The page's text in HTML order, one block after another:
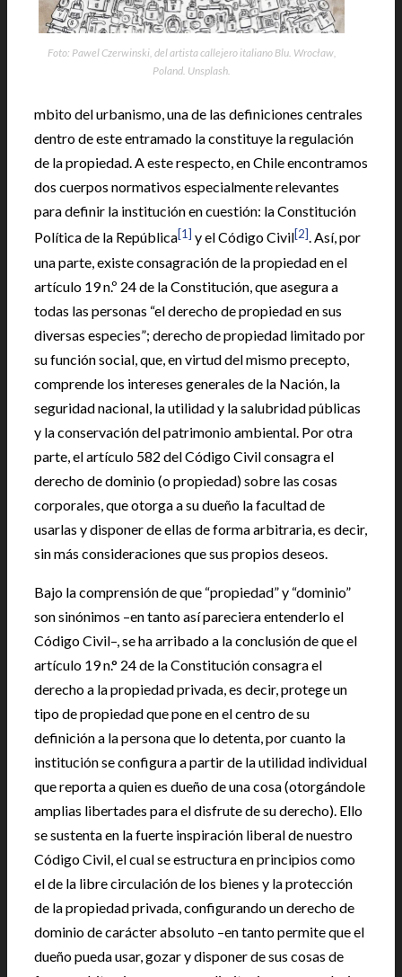
Foto: Pawel Czerwinski, del artista callejero italiano Blu. Wrocław,
Poland. Unsplash.
mbito del urbanismo, una de las definiciones centrales
dentro de este entramado la constituye la regulación
de la propiedad. A este respecto, en Chile encontramos
dos cuerpos normativos especialmente relevantes
para definir la institución en cuestión: la Constitución
Política de la República[1] y el Código Civil[2]. Así, por
una parte, existe consagración de la propiedad en el
artículo 19 n.º 24 de la Constitución, que asegura a
todas las personas “el derecho de propiedad en sus
diversas especies”; derecho de propiedad limitado por
su función social, que, en virtud del mismo precepto,
comprende los intereses generales de la Nación, la
seguridad nacional, la utilidad y la salubridad públicas
y la conservación del patrimonio ambiental. Por otra
parte, el artículo 582 del Código Civil consagra el
derecho de dominio (o propiedad) sobre las cosas
corporales, que otorga a su dueño la facultad de
usarlas y disponer de ellas de forma arbitraria, es decir,
sin más consideraciones que sus propios deseos.
Bajo la comprensión de que “propiedad” y “dominio”
son sinónimos –en tanto así pareciera entenderlo el
Código Civil–, se ha arribado a la conclusión de que el
artículo 19 n.° 24 de la Constitución consagra el
derecho a la propiedad privada, es decir, protege un
tipo de propiedad que pone en el centro de su
definición a la persona que lo detenta, por cuanto la
institución se configura a partir de la utilidad individual
que reporta a quien es dueño de una cosa (otorgándole
amplias libertades para el disfrute de su derecho). Ello
se sustenta en la fuerte inspiración liberal de nuestro
Código Civil, el cual se estructura en principios como
el de la libre circulación de los bienes y la protección
de la propiedad privada, configurando un derecho de
dominio de carácter absoluto –en tanto permite que el
dueño pueda usar, gozar y disponer de sus cosas de